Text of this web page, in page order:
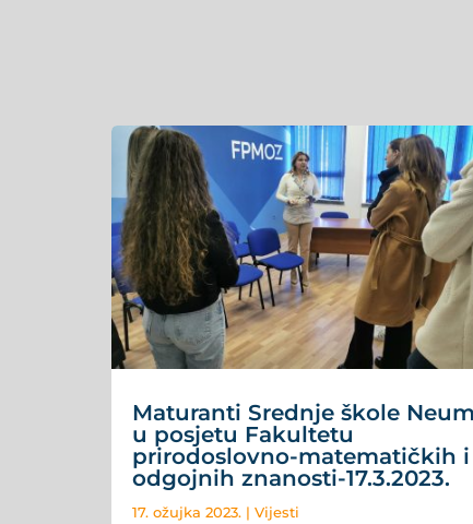
Maturanti Srednje škole Neum
u posjetu Fakultetu
prirodoslovno-matematičkih i
odgojnih znanosti-17.3.2023.
17. ožujka 2023. | Vijesti